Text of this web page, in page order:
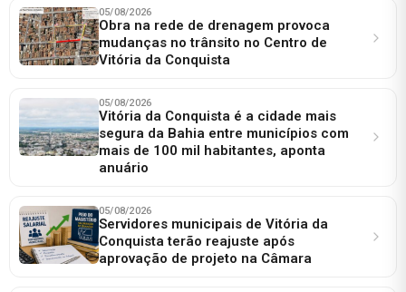
05/08/2026
Obra na rede de drenagem provoca
mudanças no trânsito no Centro de
Vitória da Conquista
05/08/2026
Vitória da Conquista é a cidade mais
segura da Bahia entre municípios com
mais de 100 mil habitantes, aponta
anuário
05/08/2026
Servidores municipais de Vitória da
Conquista terão reajuste após
aprovação de projeto na Câmara